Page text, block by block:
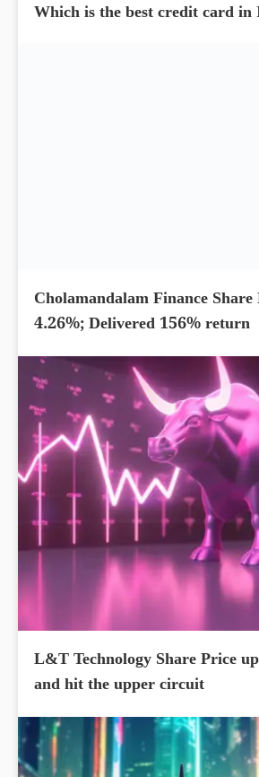
Which is the best credit card in
Cholamandalam Finance
4.26%; Delivered 156% return
L&T Technology Share Price
and hit the upper circuit